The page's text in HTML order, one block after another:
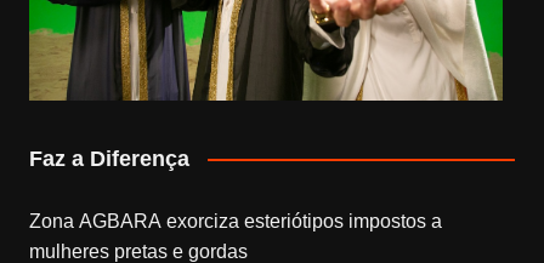
Faz a Diferença
Zona AGBARA exorciza esteriótipos impostos a
mulheres pretas e gordas